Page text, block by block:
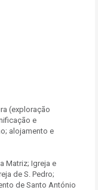
(exploração
e
alojamento e
Matriz; Igreja e
de S. Pedro;
de Santo António